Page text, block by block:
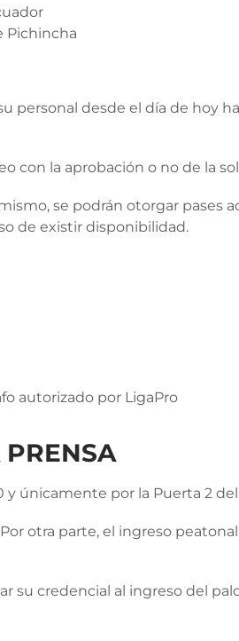
Pichincha
personal desde el día de hoy
con la aprobación o no de la
se podrán otorgar pases
de existir disponibilidad.
autorizado por LigaPro
y únicamente por la Puerta 2
otra parte, el ingreso
su credencial al ingreso del